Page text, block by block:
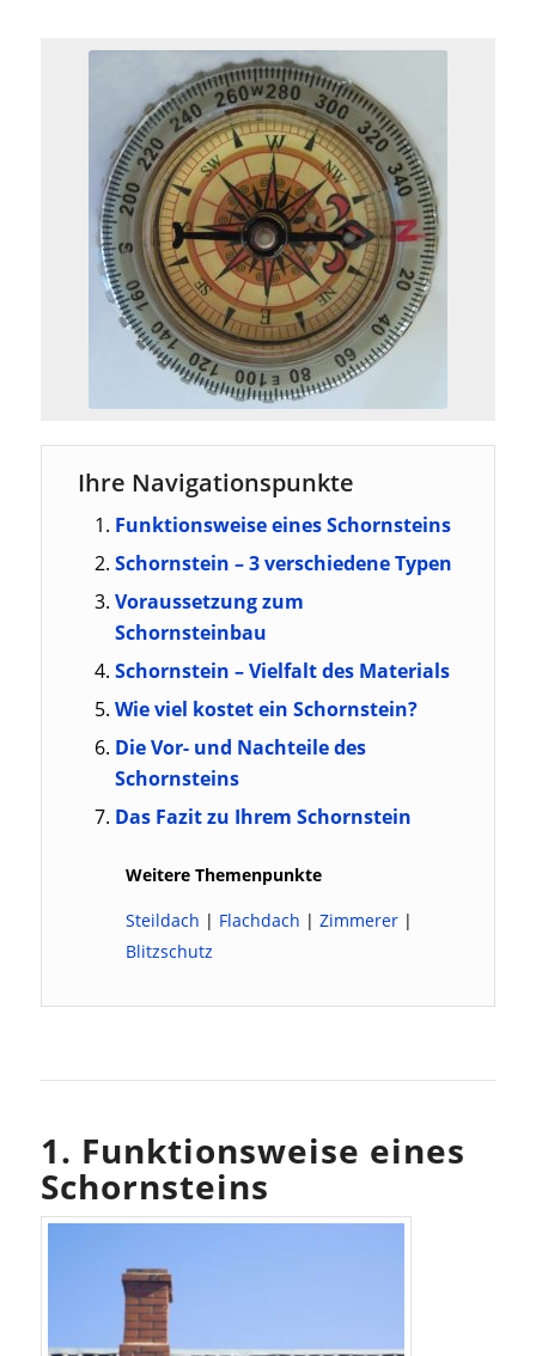
Ihre Navigationspunkte
Funktionsweise eines Schornsteins
Schornstein – 3 verschiedene Typen
Voraussetzung zum
Schornsteinbau
Schornstein – Vielfalt des Materials
Wie viel kostet ein Schornstein?
Die Vor- und Nachteile des
Schornsteins
Das Fazit zu Ihrem Schornstein
Weitere Themenpunkte
Steildach | Flachdach | Zimmerer|
Blitzschutz
1. Funktionsweise eines
Schornsteins